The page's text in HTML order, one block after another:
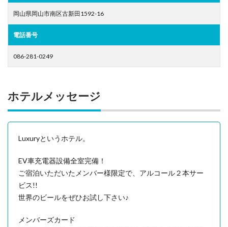
岡山県岡山市南区古新田1592-16
電話番号
086-281-0249
ホテルメッセージ
Luxuryというホテル。
EV車充電器設備全室完備！
ご宿泊いただいたメンバー様限定で、アルコール２本サー
ビス!!
世界のビールをぜひお試し下さい♪
メンバーズカード